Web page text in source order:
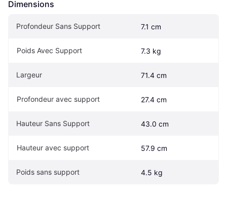
Dimensions
Profondeur Sans Support 7.1 cm
Poids Avec Support 7.3 kg
Largeur 71.4 cm
Profondeur avec support 27.4 cm
Hauteur Sans Support 43.0 cm
Hauteur avec support 57.9 cm
Poids sans support 4.5 kg